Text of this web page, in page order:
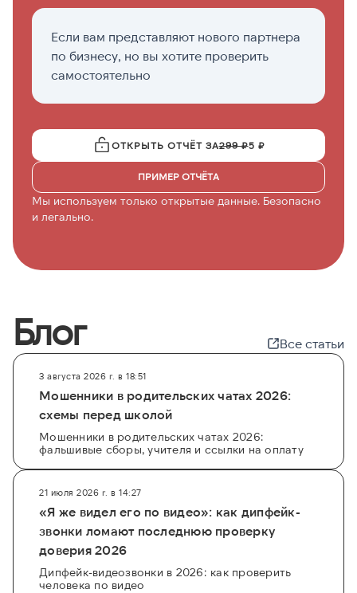
Если вам представляют нового партнера
по бизнесу, но вы хотите проверить
самостоятельно
ОТКРЫТЬ ОТЧЁТ ЗА299 ₽5 ₽
ПРИМЕР ОТЧЁТА
Мы используем только открытые данные. Безопасно
и легально.
Блог Все статьи
3 августа 2026 г. в 18:51
Мошенники в родительских чатах 2026:
схемы перед школой
Мошенники в родительских чатах 2026:
фальшивые сборы, учителя и ссылки на оплату
21 июля 2026 г. в 14:27
«Я же видел его по видео»: как дипфейк-
звонки ломают последнюю проверку
доверия 2026
Дипфейк-видеозвонки в 2026: как проверить
человека по видео